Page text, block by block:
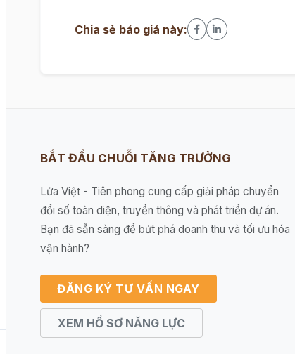
Chia sẻ báo giá này:
BẮT ĐẦU CHUỖI TĂNG TRƯỞNG
Lửa Việt - Tiên phong cung cấp giải pháp chuyển
đổi số toàn diện, truyền thông và phát triển dự án.
Bạn đã sẵn sàng để bứt phá doanh thu và tối ưu hóa
vận hành?
ĐĂNG KÝ TƯ VẤN NGAY
XEM HỒ SƠ NĂNG LỰC